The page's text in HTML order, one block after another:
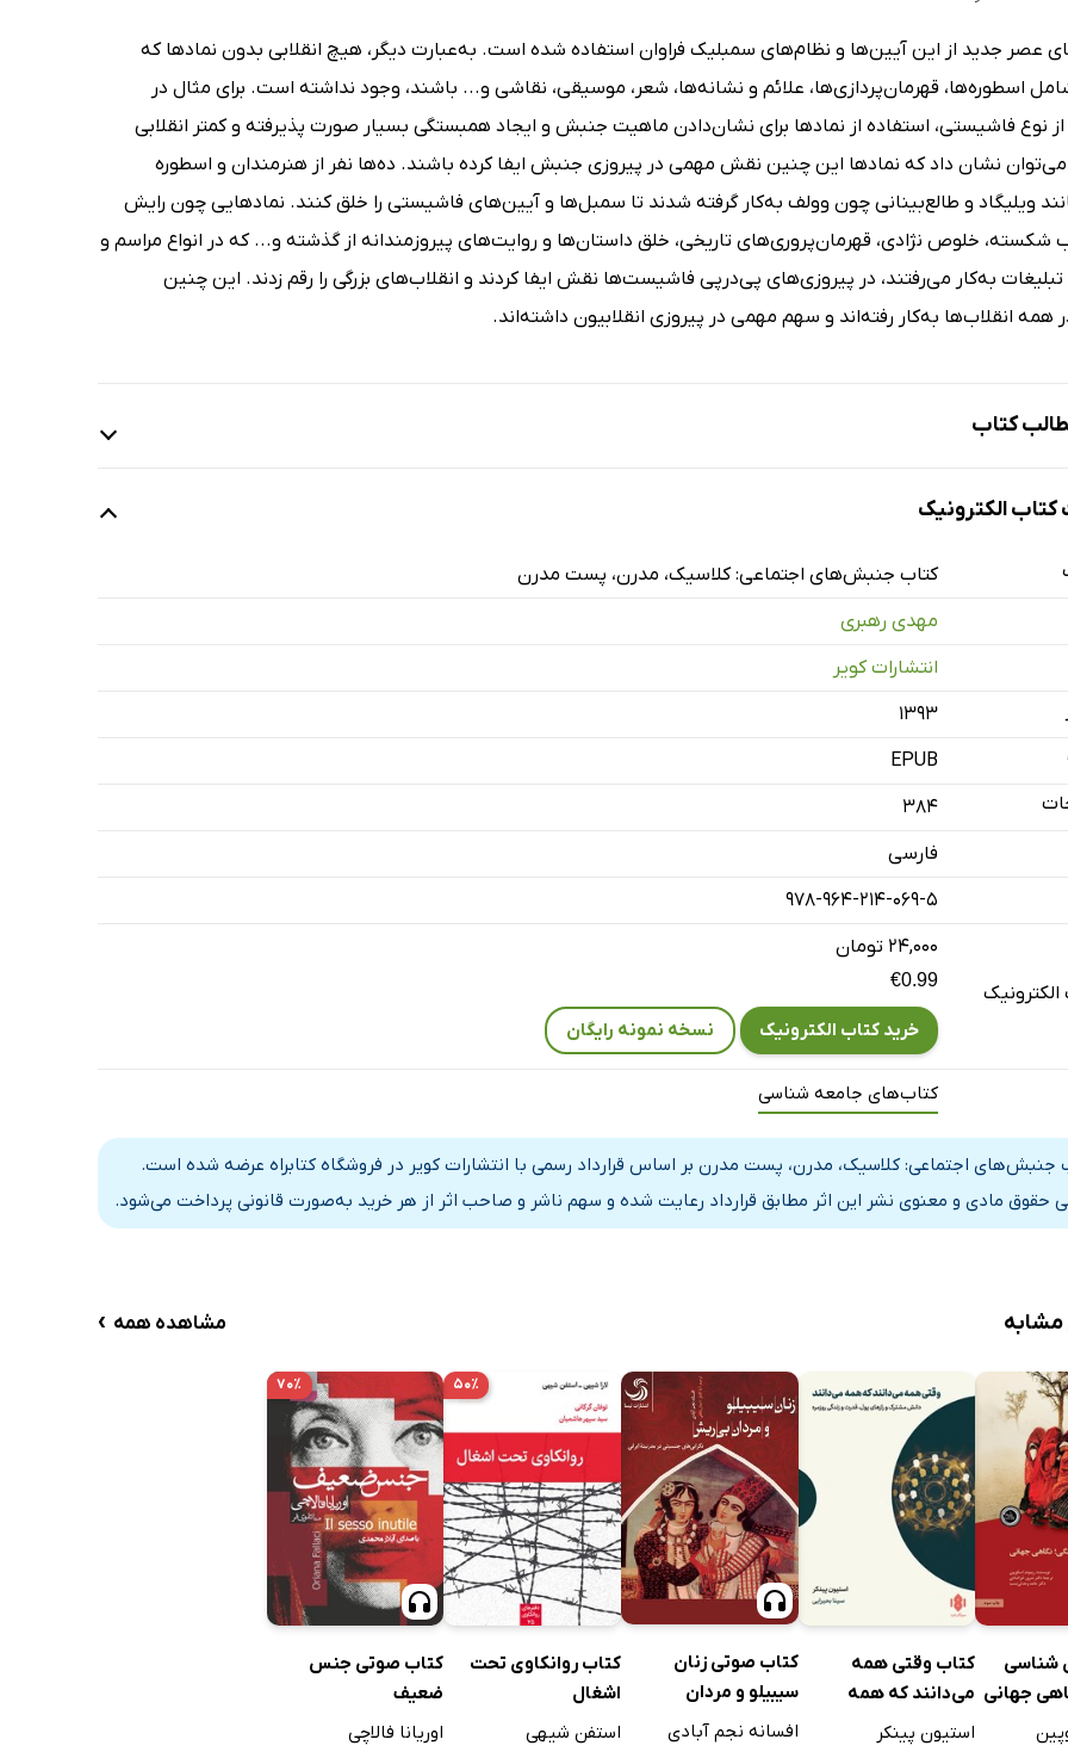
عصر جدید از این آیین‌ها و نظام‌های سمبلیک فراوان استفاده شده است. به‌عبارت دیگر، هیچ انقلابی بدون نمادها که
اسطوره‌ها، قهرمان‌پردازی‌ها، علائم و نشانه‌ها، شعر، موسیقی، نقاشی و... باشند، وجود نداشته است. برای مثال در
نوع فاشیستی، استفاده از نمادها برای نشان‌دادن ماهیت جنبش و ایجاد همبستگی بسیار صورت پذیرفته و کمتر انقلابی
می‌توان نشان داد که نمادها این چنین نقش مهمی در پیروزی جنبش ایفا کرده باشند. ده‌ها نفر از هنرمندان و اسطوره
ویلیگاد و طالع‌بینانی چون وولف به‌کار گرفته شدند تا سمبل‌ها و آیین‌های فاشیستی را خلق کنند. نمادهایی چون رایش
خلوص نژادی، قهرمان‌پروری‌های تاریخی، خلق داستان‌ها و روایت‌های پیروزمندانه از گذشته و... که در انواع مراسم و
به‌کار می‌رفتند، در پیروزی‌های پی‌درپی فاشیست‌ها نقش ایفا کردند و انقلاب‌های بزرگی را رقم زدند. این چنین
همه انقلاب‌ها به‌کار رفته‌اند و سهم مهمی در پیروزی انقلابیون داشته‌اند.
کتاب
دوران کلاسیک و پیشاصنعتی
مدرن و صنعتی
توده‌ای
اعتراض و شورش
و انقلاب
مهار انقلاب‌ها
الکترونیک
کتاب جنبش‌های اجتماعی: کلاسیک، مدرن، پست مدرن
مهدی رهبری
انتشارات کویر
۱۳۹۳
EPUB
384
فارسی
978-964-214-069-5
۲۴,۰۰۰ تومان
€0.99
خرید کتاب الکترونیک نسخه نمونه رایگان
کتاب‌های جامعه شناسی
جنبش‌های اجتماعی: کلاسیک، مدرن، پست مدرن بر اساس قرارداد رسمی با انتشارات کویر در فروشگاه کتابراه عرضه شده است.
حقوق مادی و معنوی نشر این اثر مطابق قرارداد رعایت شده و سهم ناشر و صاحب اثر از هر خرید به‌صورت قانونی پرداخت می‌شود.
مشاهده همه ›
شناسی
جهانی
کتاب وقتی همه
می‌دانند که همه
می‌دانند
استیون پینکر
کتاب صوتی زنان
سیبیلو و مردان
بی‌ریش: نگرانی‌های
افسانه نجم آبادی
۵۰٪
کتاب روانکاوی تحت
اشغال
استفن شیهی
۷۰٪
کتاب صوتی جنس
ضعیف
اوریانا فالاچی